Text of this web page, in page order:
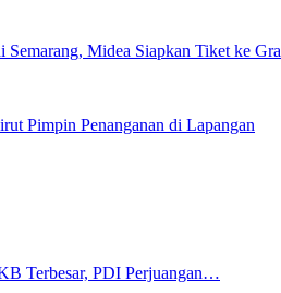
Semarang, Midea Siapkan Tiket ke
Pimpin Penanganan di Lapangan
Terbesar, PDI Perjuangan…